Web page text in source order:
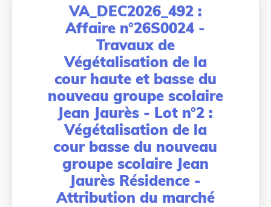
VA_DEC2026_492 :
Affaire n°26S0024 -
Travaux de
Végétalisation de la
cour haute et basse du
nouveau groupe scolaire
Jean Jaurès - Lot n°2 :
Végétalisation de la
cour basse du nouveau
groupe scolaire Jean
Jaurès Résidence -
Attribution du marché